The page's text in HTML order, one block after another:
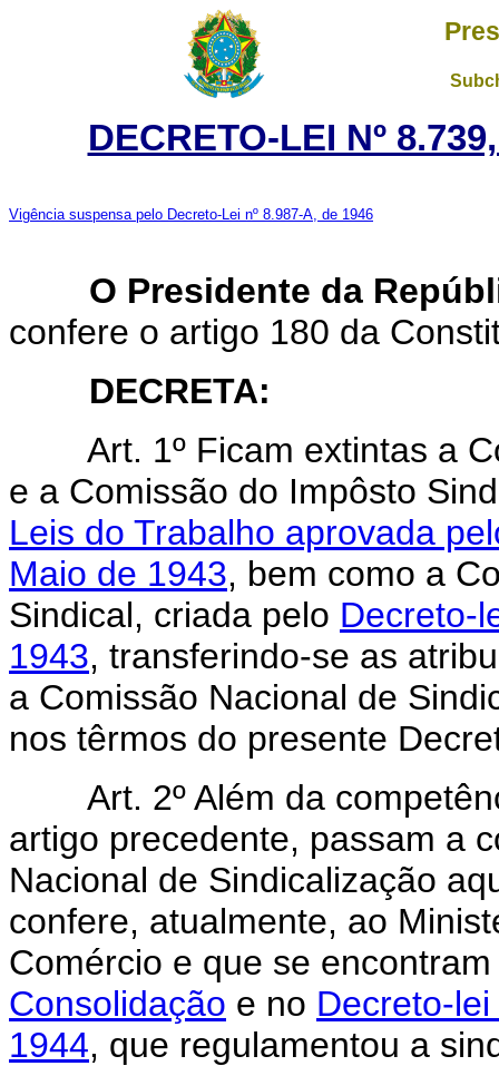
DECRETO-LEI Nº
Vigência suspensa pelo Decreto-Lei nº 8.987-A, de 1946
O Presidente da
confere o artigo 180 da
DECRETA:
Art. 1º Ficam extintas a
e a Comissão do Impôsto
Leis do Trabalho aprovada
Maio de 1943, bem como a
Sindical, criada pelo Decreto-
1943, transferindo-se as
a Comissão Nacional de
nos têrmos do presente
Art. 2º Além da
artigo precedente, passam a
Nacional de Sindicalização
confere, atualmente, ao
Comércio e que se
Consolidação e no Decreto-
1944, que regulamentou a